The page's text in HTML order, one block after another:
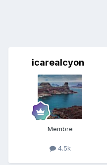
icarealcyon
Membre
4.5k